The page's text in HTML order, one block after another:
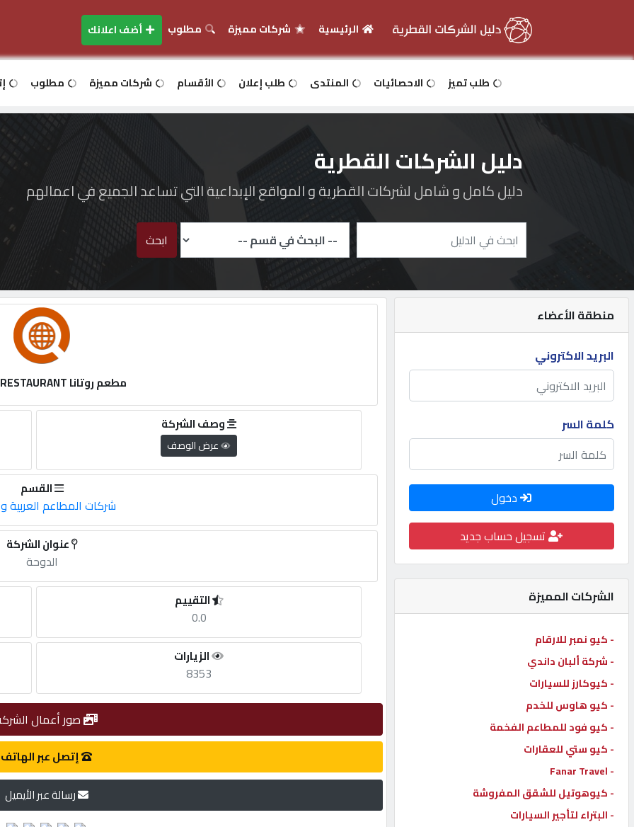
دخول
اعلانك
مطلوب
طلب
الاحصائيات
الأقسام
شركات
مميزة
إبحث
إتصل
بنا
إعلانات
المنتدى
الرئيسية شركات مميزة مطلوب أضف اعلانك
طلب تميز الاحصائيات المنتدى طلب إعلان الأقسام شركات مميزة مطلوب
دليل الشركات القطرية
دليل كامل و شامل لشركات القطرية و المواقع الإبداعية التي تساعد الجميع في اعمالهم
ابحث
منطقة الأعضاء
البريد الاكتروني
كلمة السر
دخول
تسجيل حساب جديد
الشركات المميزة
- كيو نمبر للارقام
- شركة ألبان داندي
- كيوكارز للسيارات
- كيو هاوس للخدم
- كيو فود للمطاعم الفخمة
- كيو ستي للعقارات
- Fanar Travel
- كيوهوتيل للشقق المفروشة
- البتراء لتأجير السيارات
مطعم روتانا ROTANA RESTAURANT
وصف الشركة
عرض الوصف
القسم
شركات المطاعم العربية
عنوان الشركة
الدوحة
التقييم
0.0
الزيارات
8353
صور أعمال
إتصل عبر الهاتف
رسالة عبر الأيميل